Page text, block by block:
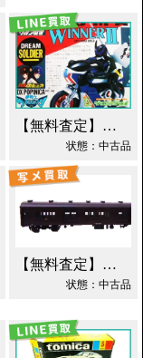
【無料査定】昭和レトロ玩具歓迎 ｜ 超合金 DXポピニカ ウィナア2世 夢戦士ウイングマン PC-46 買取！
状態：中古品
【無料査定】昭和レトロ玩具歓迎 ｜ モデルワム マニ60 1/87 買取！
状態：中古品